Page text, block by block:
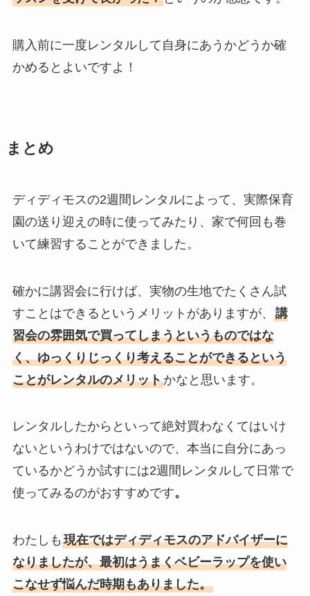
購入前に一度レンタルして自身にあうかどうか確
かめるとよいですよ！
まとめ
ディディモスの2週間レンタルによって、実際保育
園の送り迎えの時に使ってみたり、家で何回も巻
いて練習することができました。
確かに講習会に行けば、実物の生地でたくさん試
すことはできるというメリットがありますが、 講
習会の雰囲気で買ってしまうというものではな
く、ゆっくりじっくり考えることができるという
ことがレンタルのメリットかなと思います。
レンタルしたからといって絶対買わなくてはいけ
ないというわけではないので、本当に自分にあっ
ているかどうか試すには2週間レンタルして日常で
使ってみるのがおすすめです。
わたしも 現在ではディディモスのアドバイザーに
なりましたが、最初はうまくベビーラップを使い
こなせず悩んだ時期もありました。